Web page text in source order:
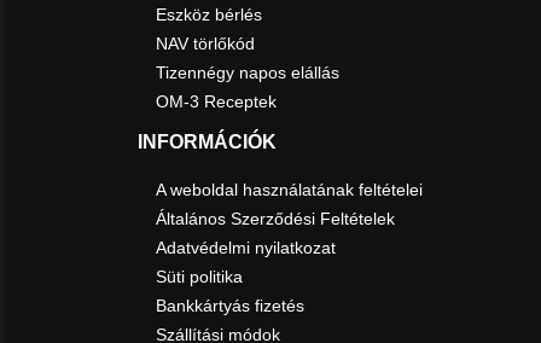
Eszköz bérlés
NAV törlőkód
Tizennégy napos elállás
OM-3 Receptek
INFORMÁCIÓK
A weboldal használatának feltételei
Általános Szerződési Feltételek
Adatvédelmi nyilatkozat
Süti politika
Bankkártyás fizetés
Szállítási módok